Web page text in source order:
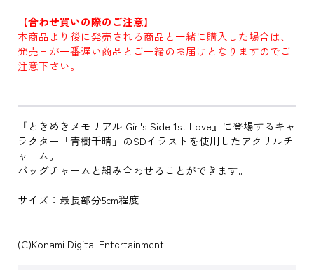
【合わせ買いの際のご注意】
本商品より後に発売される商品と一緒に購入した場合は、
発売日が一番遅い商品とご一緒のお届けとなりますのでご
注意下さい。
『ときめきメモリアル Girl's Side 1st Love』に登場するキャ
ラクター「青樹千晴」のSDイラストを使用したアクリルチ
ャーム。
バッグチャームと組み合わせることができます。
サイズ：最長部分5cm程度
(C)Konami Digital Entertainment